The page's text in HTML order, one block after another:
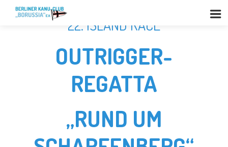
22. ISLAND RACE
OUTRIGGER-
REGATTA
„RUND UM